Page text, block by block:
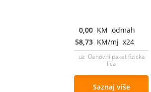
0,00 KM odmah
58,73 KM/mj x24
uz Osnovni paket fizicka
lica
Saznaj više